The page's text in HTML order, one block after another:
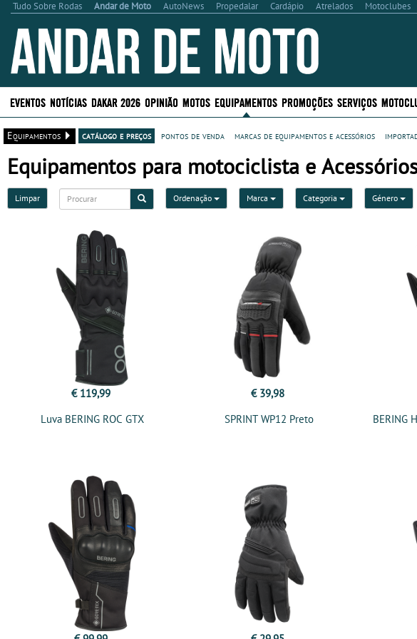
Tudo Sobre Rodas Andar de Moto AutoNews Propedalar Cardápio Atrelados Motoclubes
EVENTOS NOTÍCIAS DAKAR 2026 OPINIÃO MOTOS EQUIPAMENTOS PROMOÇÕES SERVIÇOS
Equipamentos catálogo e preços pontos de venda marcas de equipamentos e acessórios
Equipamentos para motociclista e
Limpar Ordenação Marca Categoria Género
€ 119,99
Luva BERING ROC GTX
€ 39,98
SPRINT WP12 Preto
BERING